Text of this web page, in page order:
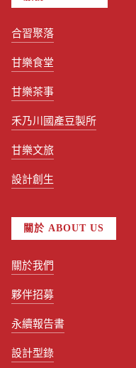
合習聚落
甘樂食堂
甘樂茶事
禾乃川國產豆製所
甘樂文旅
設計創生
關於 ABOUT US
關於我們
夥伴招募
永續報告書
設計型錄